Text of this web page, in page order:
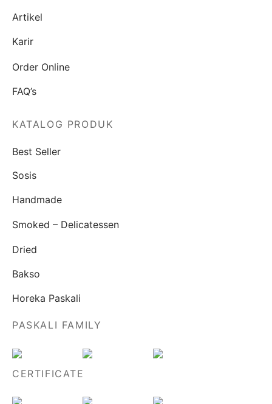
Artikel
Karir
Order Online
FAQ’s
KATALOG PRODUK
Best Seller
Sosis
Handmade
Smoked – Delicatessen
Dried
Bakso
Horeka Paskali
PASKALI FAMILY
CERTIFICATE